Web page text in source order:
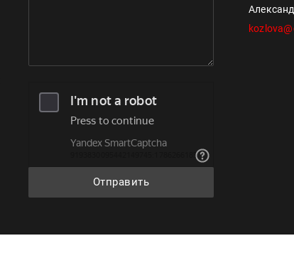
Отправить